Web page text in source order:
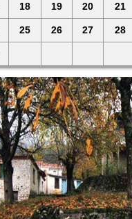
18 19 20 21
25 26 27 28